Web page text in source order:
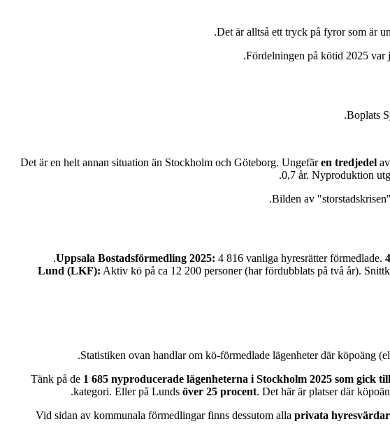
Det är alltså ett tryck på fyror som är
Fördelningen på kötid 2025 var
Boplats
.
Det är en helt annan situation än Stockholm och Göteborg. Ungefären tredjedel
0,7 år. Nyproduktion
Bilden av
Uppsala Bostadsförmedling 2025: 4 816 vanliga hyresrätter förmedlade.
Lund (LKF): Aktiv kö på ca 12 200 personer (har fördubblats på två år).
Statistiken ovan handlar om kö-förmedlade lägenheter där köpoäng
Tänk på de 1 685 nyproducerade lägenheterna i Stockholm 2025 som gick
kategori. Eller på Lunds över 25 procent. Det här är platser där
Vid sidan av kommunala förmedlingar finns dessutom alla privata hyresvärdar